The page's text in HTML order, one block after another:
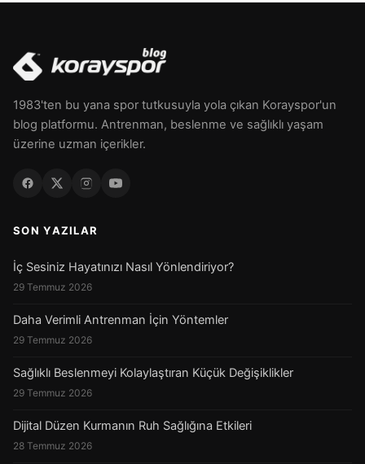
1983'ten bu yana spor tutkusuyla yola çıkan Korayspor'un
blog platformu. Antrenman, beslenme ve sağlıklı yaşam
üzerine uzman içerikler.
SON YAZILAR
İç Sesiniz Hayatınızı Nasıl Yönlendiriyor?
29 Temmuz 2026
Daha Verimli Antrenman İçin Yöntemler
29 Temmuz 2026
Sağlıklı Beslenmeyi Kolaylaştıran Küçük Değişiklikler
29 Temmuz 2026
Dijital Düzen Kurmanın Ruh Sağlığına Etkileri
28 Temmuz 2026